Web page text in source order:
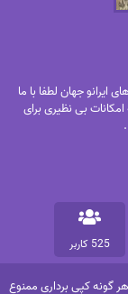
جهان لطفا با ما
بی نظیری برای
525 کاربر
گونه کپی برداری ممنوع